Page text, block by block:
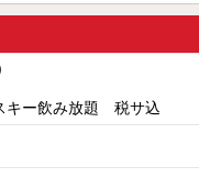
キー飲み放題 税サ込